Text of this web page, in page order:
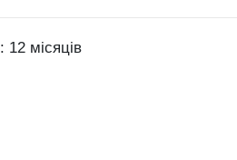
12 місяців